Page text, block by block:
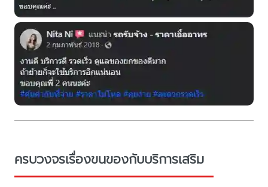
ครบวงจรเรื่องขนของกับบริการเสริม